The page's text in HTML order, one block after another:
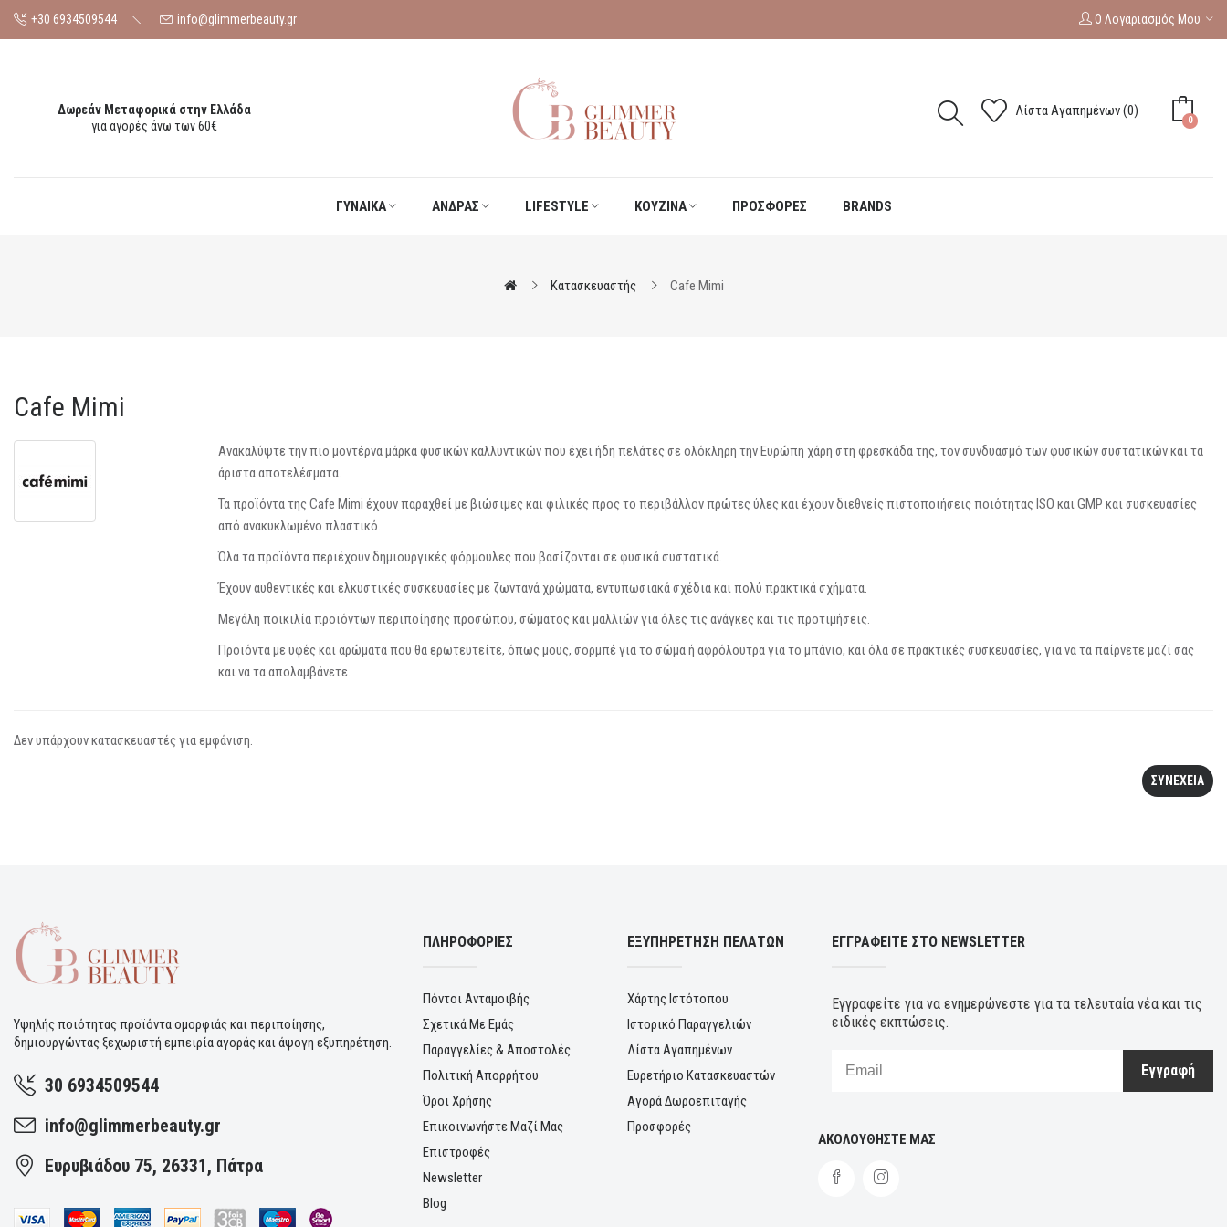
+30 6934509544 info@glimmerbeauty.gr Ο Λογαριασμός Μου
Δωρεάν Μεταφορικά στην Ελλάδα
για αγορές άνω των 60€
Λίστα Αγαπημένων (0)
0
ΓΥΝΑΊΚΑ ΑΝΔΡΑΣ LIFESTYLE ΚΟΥΖΙΝΑ ΠΡΟΣΦΟΡΕΣ BRANDS
Κατασκευαστής Cafe Mimi
Cafe Mimi
Ανακαλύψτε την πιο μοντέρνα μάρκα φυσικών καλλυντικών που έχει ήδη πελάτες σε ολόκληρη την Ευρώπη χάρη στη φρεσκάδα της, τον συνδυασμό των φυσικών συστατικών και τα
άριστα αποτελέσματα.
Τα προϊόντα της Cafe Mimi έχουν παραχθεί με βιώσιμες και φιλικές προς το περιβάλλον πρώτες ύλες και έχουν διεθνείς πιστοποιήσεις ποιότητας ISO και GMP και συσκευασίες
από ανακυκλωμένο πλαστικό.
Όλα τα προϊόντα περιέχουν δημιουργικές φόρμουλες που βασίζονται σε φυσικά συστατικά.
Έχουν αυθεντικές και ελκυστικές συσκευασίες με ζωντανά χρώματα, εντυπωσιακά σχέδια και πολύ πρακτικά σχήματα.
Μεγάλη ποικιλία προϊόντων περιποίησης προσώπου, σώματος και μαλλιών για όλες τις ανάγκες και τις προτιμήσεις.
Προϊόντα με υφές και αρώματα που θα ερωτευτείτε, όπως μους, σορμπέ για το σώμα ή αφρόλουτρα για το μπάνιο, και όλα σε πρακτικές συσκευασίες, για να τα παίρνετε μαζί σας
και να τα απολαμβάνετε.
Δεν υπάρχουν κατασκευαστές για εμφάνιση.
ΣΥΝΕΧΕΙΑ
Υψηλής ποιότητας προϊόντα ομορφιάς και περιποίησης,
δημιουργώντας ξεχωριστή εμπειρία αγοράς και άψογη εξυπηρέτηση.
30 6934509544
info@glimmerbeauty.gr
Ευρυβιάδου 75, 26331, Πάτρα
ΠΛΗΡΟΦΟΡΙΕΣ
Πόντοι Ανταμοιβής
Σχετικά Με Εμάς
Παραγγελίες & Αποστολές
Πολιτική Απορρήτου
Όροι Χρήσης
Επικοινωνήστε Μαζί Μας
Επιστροφές
Newsletter
Blog
ΕΞΥΠΗΡΕΤΗΣΗ ΠΕΛΑΤΩΝ
Χάρτης Ιστότοπου
Ιστορικό Παραγγελιών
Λίστα Αγαπημένων
Ευρετήριο Κατασκευαστών
Αγορά Δωροεπιταγής
Προσφορές
ΕΓΓΡΑΦΕΙΤΕ ΣΤΟ NEWSLETTER
Εγγραφείτε για να ενημερώνεστε για τα τελευταία νέα και τις
ειδικές εκπτώσεις.
Εγγραφή
ΑΚΟΛΟΥΘΗΣΤΕ ΜΑΣ